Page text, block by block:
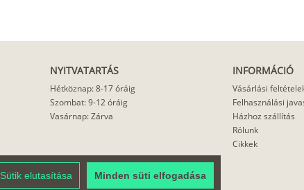
Sütik elutasítása Minden süti elfogadása
NYITVATARTÁS
Hétköznap: 8-17 óráig
Szombat: 9-12 óráig
Vasárnap: Zárva
INFORMÁCIÓ
Vásárlási
Felhasználási
Házhoz szállítás
Rólunk
Cikkek